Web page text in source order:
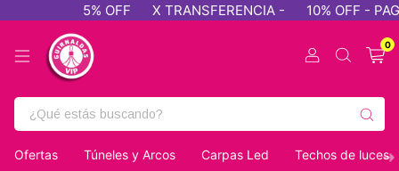
X TRANSFERENCIA - 10% OFF - PAGO
0
Ofertas Túneles y Arcos Carpas Led Techos de luces